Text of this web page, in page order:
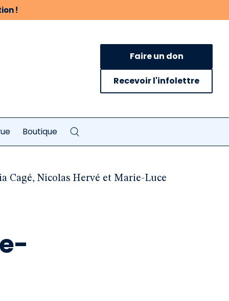
!
Faire un don
Recevoir l'infolettre
Boutique
Cagé, Nicolas Hervé et Marie-Luce